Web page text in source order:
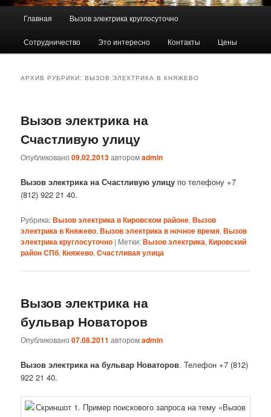
Главная Вызов электрика круглосуточно
Сотрудничество Это интересно Контакты Цены
АРХИВ РУБРИКИ:ВЫЗОВ ЭЛЕКТРИКА В КНЯЖЕВО
Вызов электрика на
Счастливую улицу
Опубликовано09.02.2013авторомadmin
Вызов электрика на Счастливую улицу по телефону +7
(812) 922 21 40.
Рубрика:Вызов электрика в Кировском районе,Вызов
электрика в Княжево,Вызов электрика в ночное время,Вызов
электрика круглосуточно | Метки:Вызов электрика,Кировский
район СПб,Княжево,Счастливая улица
Вызов электрика на
бульвар Новаторов
Опубликовано07.08.2011 авторомadmin
Вызов электрика на бульвар Новаторов. Телефон +7 (812)
922 21 40.